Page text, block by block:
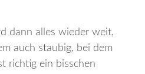
dann alles wieder weit,
auch staubig, bei dem
richtig ein bisschen